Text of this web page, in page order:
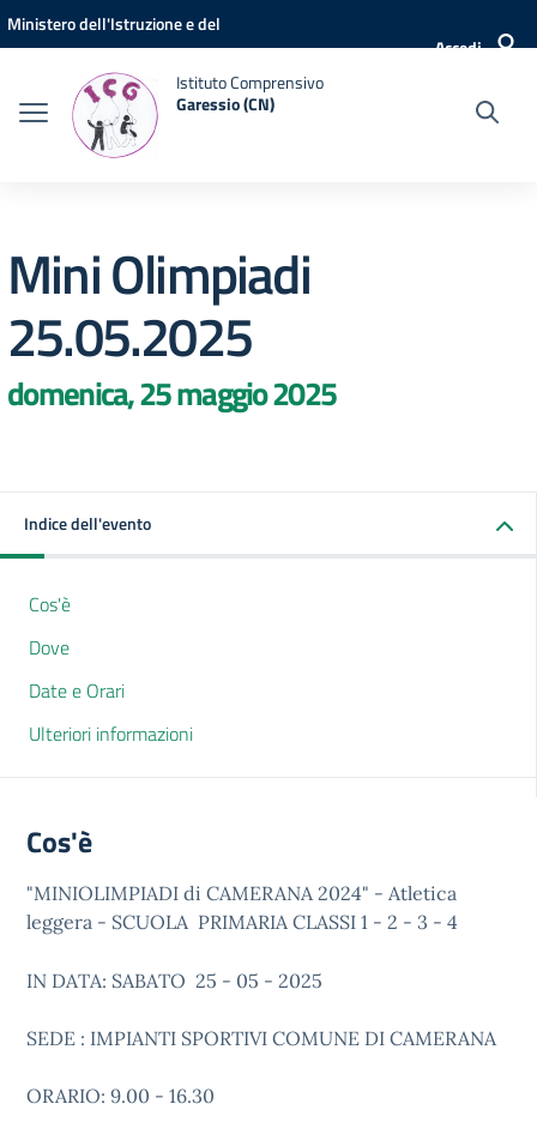
Vai ai contenuti
Vai al menu di navigazione
Vai al footer
Ministero dell'Istruzione e del
Accedi
Istituto Comprensivo
Garessio (CN)
Mini Olimpiadi
25.05.2025
domenica, 25 maggio 2025
Indice dell'evento
Cos'è
Dove
Date e Orari
Ulteriori informazioni
Cos'è
"MINIOLIMPIADI di CAMERANA 2024" - Atletica
leggera - SCUOLA PRIMARIA CLASSI 1 - 2 - 3 - 4
IN DATA: SABATO 25 - 05 - 2025
SEDE : IMPIANTI SPORTIVI COMUNE DI CAMERANA
ORARIO: 9.00 - 16.30